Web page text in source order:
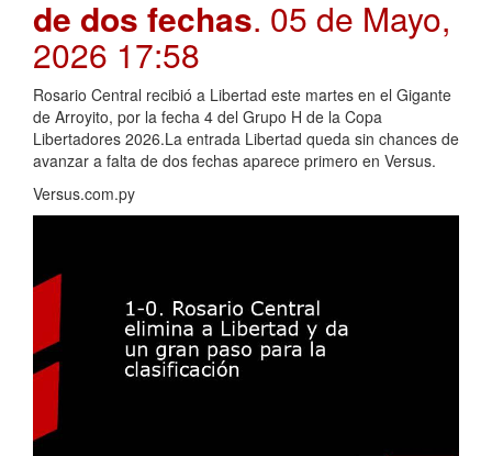
de dos fechas. 05 de Mayo,
2026 17:58
Rosario Central recibió a Libertad este martes en el Gigante
de Arroyito, por la fecha 4 del Grupo H de la Copa
Libertadores 2026.La entrada Libertad queda sin chances de
avanzar a falta de dos fechas aparece primero en Versus.
Versus.com.py